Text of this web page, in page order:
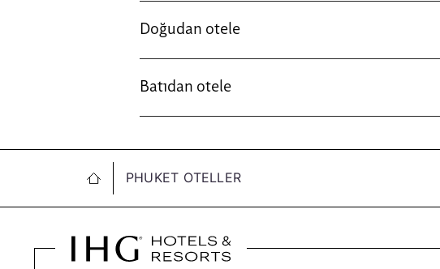
Doğudan otele
Batıdan otele
PHUKET OTELLER